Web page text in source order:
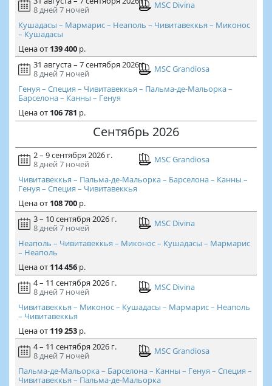
8 дней 7 ночей
MSC Divina
Кушадасы – Мармарис – Неаполь – Чивитавеккья – Миконос
– Кушадасы
Ценаот 139 400р.
31 августа – 7 сентября 2026 г.
8 дней 7 ночей
MSC Grandiosa
Генуя – Специя – Чивитавеккья – Пальма-де-Мальорка –
Барселона – Канны – Генуя
Ценаот 106 781 р.
Сентябрь 2026
2 – 9 сентября 2026 г.
8 дней 7 ночей
MSC Grandiosa
Чивитавеккья – Пальма-де-Мальорка – Барселона – Канны –
Генуя – Специя – Чивитавеккья
Ценаот 108 700р.
3 – 10 сентября 2026 г.
8 дней 7 ночей
MSC Divina
Неаполь – Чивитавеккья – Миконос – Кушадасы – Мармарис
– Неаполь
Ценаот 114 456р.
4 – 11 сентября 2026 г.
8 дней 7 ночей
MSC Divina
Чивитавеккья – Миконос – Кушадасы – Мармарис – Неаполь
– Чивитавеккья
Ценаот 119 253р.
4 – 11 сентября 2026 г.
8 дней 7 ночей
MSC Grandiosa
Пальма-де-Мальорка – Барселона – Канны – Генуя – Специя –
Чивитавеккья – Пальма-де-Мальорка